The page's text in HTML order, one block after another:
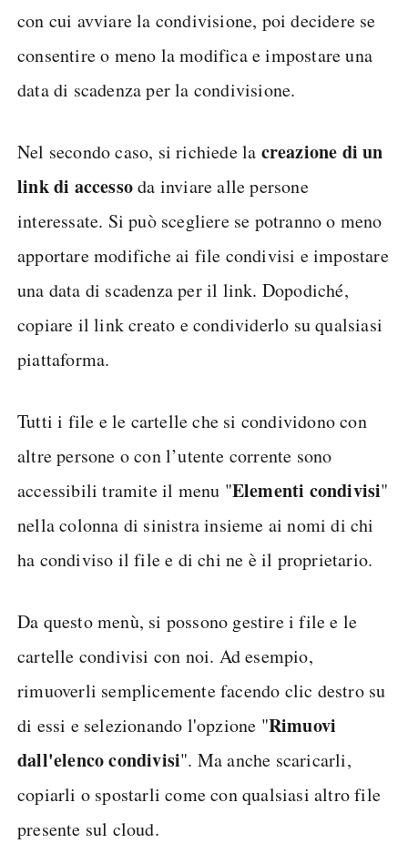
con cui avviare la condivisione, poi decidere se
consentire o meno la modifica e impostare una
data di scadenza per la condivisione.
Nel secondo caso, si richiede la creazione di un
link di accessoda inviare alle persone
interessate. Si può scegliere se potranno o meno
apportare modifiche ai file condivisi e impostare
una data di scadenza per il link. Dopodiché,
copiare il link creato e condividerlo su qualsiasi
piattaforma.
Tutti i file e le cartelle che si condividono con
altre persone o con l’utente corrente sono
accessibili tramite il menu "Elementi condivisi"
nella colonna di sinistra insieme ai nomi di chi
ha condiviso il file e di chi ne è il proprietario.
Da questo menù, si possono gestire i file e le
cartelle condivisi con noi. Ad esempio,
rimuoverli semplicemente facendo clic destro su
di essi e selezionando l'opzione "Rimuovi
dall'elenco condivisi". Ma anche scaricarli,
copiarli o spostarli come con qualsiasi altro file
presente sul cloud.